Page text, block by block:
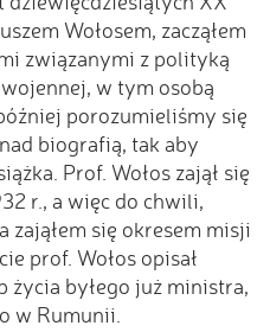
Wołosem, zacząłem
związanymi z polityką
w tym osobą
porozumieliśmy się
biografią, tak aby
Prof. Wołos zajął się
r., a więc do chwili,
zająłem się okresem misji
prof. Wołos opisał
byłego już ministra,
w Rumunii.